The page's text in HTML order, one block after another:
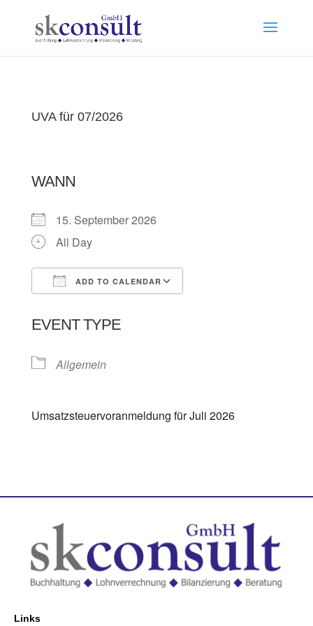
UVA für 07/2026
WANN
15. September 2026
All Day
ADD TO CALENDAR
EVENT TYPE
Allgemein
Umsatzsteuervoranmeldung für Juli 2026
Links